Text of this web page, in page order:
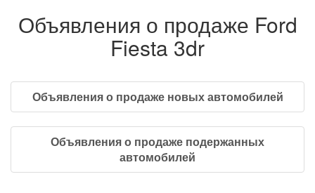
Объявления о продаже Ford
Fiesta 3dr
Объявления о продаже новых автомобилей
Объявления о продаже подержанных
автомобилей